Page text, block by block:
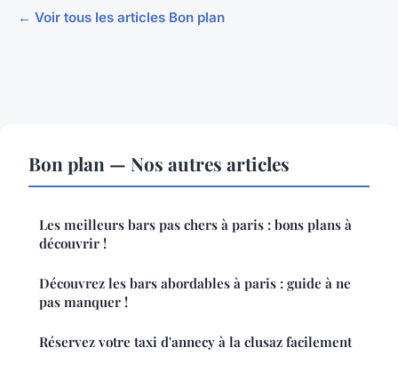
← Voir tous les articles Bon plan
Bon plan — Nos autres articles
Les meilleurs bars pas chers à paris : bons plans à
découvrir !
Découvrez les bars abordables à paris : guide à ne
pas manquer !
Réservez votre taxi d'annecy à la clusaz facilement